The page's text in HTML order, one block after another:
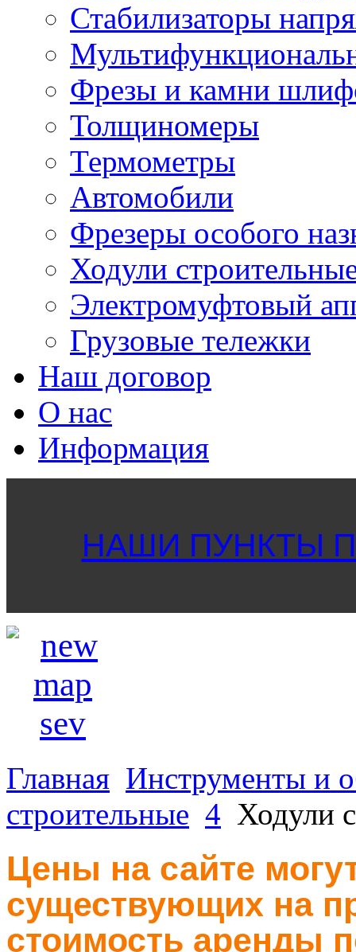
Стабилизаторы
Фрезы и камни
Толщиномеры
Термометры
Автомобили
Фрезеры особого
Ходули
Электромуфтовый
Грузовые тележки
Наш договор
О нас
Информация
НАШИ ПУНКТЫ
Главная Инструменты и
строительные 4 Ходули
Цены на сайте
существующих на
стоимость аренды